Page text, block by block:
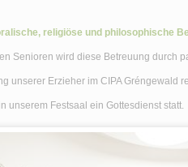
religiöse und philosophische
Senioren wird diese Betreuung durch
unserer Erzieher im CIPA Gréngewald
unserem Festsaal ein Gottesdienst statt.